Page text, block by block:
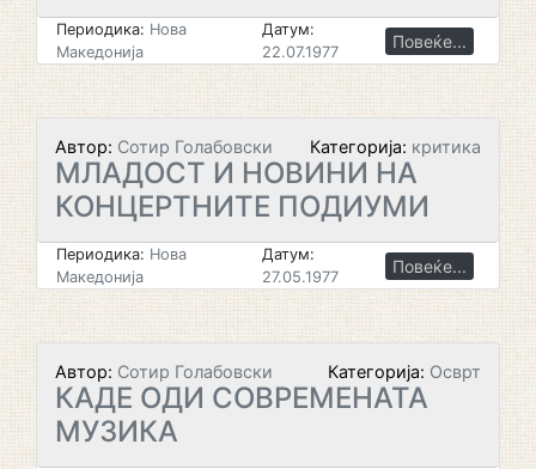
Периодика: Нова
Македонија
Датум:
22.07.1977
Повеќе...
Автор: Сотир Голабовски Категорија: критика
МЛАДОСТ И НОВИНИ НА
КОНЦЕРТНИТЕ ПОДИУМИ
Периодика: Нова
Македонија
Датум:
27.05.1977
Повеќе...
Автор: Сотир Голабовски Категорија: Осврт
КАДЕ ОДИ СОВРЕМЕНАТА
МУЗИКА